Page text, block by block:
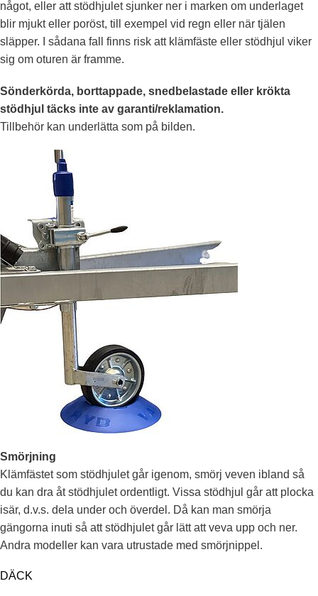
något, eller att stödhjulet sjunker ner i marken om underlaget
blir mjukt eller poröst, till exempel vid regn eller när tjälen
släpper. I sådana fall finns risk att klämfäste eller stödhjul viker
sig om oturen är framme.
Sönderkörda, borttappade, snedbelastade eller krökta
stödhjul täcks inte av garanti/reklamation.
Tillbehör kan underlätta som på bilden.
Smörjning
Klämfästet som stödhjulet går igenom, smörj veven ibland så
du kan dra åt stödhjulet ordentligt. Vissa stödhjul går att plocka
isär, d.v.s. dela under och överdel. Då kan man smörja
gängorna inuti så att stödhjulet går lätt att veva upp och ner.
Andra modeller kan vara utrustade med smörjnippel.
DÄCK